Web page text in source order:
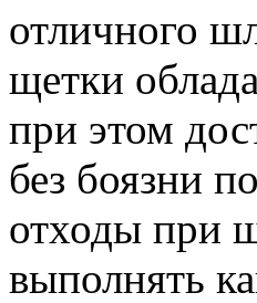
отличного
щетки
при этом
без боязни
отходы при
выполнять